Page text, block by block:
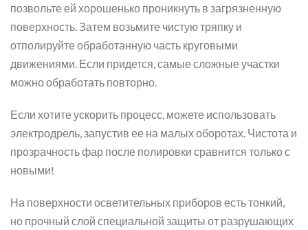
позвольте ей хорошенько проникнуть в загрязненную
поверхность. Затем возьмите чистую тряпку и
отполируйте обработанную часть круговыми
движениями. Если придется, самые сложные участки
можно обработать повторно.
Если хотите ускорить процесс, можете использовать
электродрель, запустив ее на малых оборотах. Чистота и
прозрачность фар после полировки сравнится только с
новыми!
На поверхности осветительных приборов есть тонкий,
но прочный слой специальной защиты от разрушающих